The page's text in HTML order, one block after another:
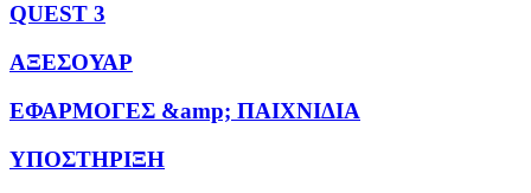
QUEST 3
ΑΞΕΣΟΥΑΡ
ΕΦΑΡΜΟΓΕΣ &amp; ΠΑΙΧΝΙΔΙΑ
ΥΠΟΣΤΗΡΙΞΗ